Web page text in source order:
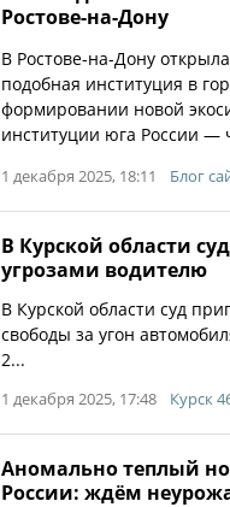
Ростове-на-Дону
В Ростове-на-Дону
подобная институция в
формировании новой
институции юга России —
1 декабря 2025, 18:11 Блог
В Курской области
угрозами водителю
В Курской области суд
свободы за угон
2...
1 декабря 2025, 17:48 Курск
Аномально теплый
России: ждём